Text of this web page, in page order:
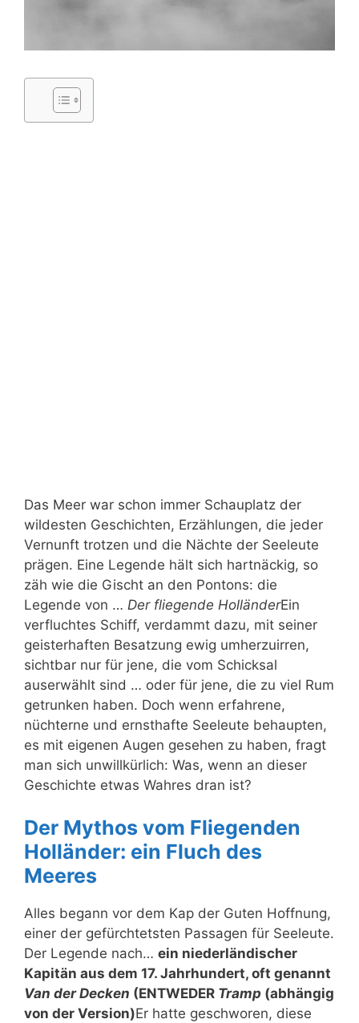
Das Meer war schon immer Schauplatz der
wildesten Geschichten, Erzählungen, die jeder
Vernunft trotzen und die Nächte der Seeleute
prägen. Eine Legende hält sich hartnäckig, so
zäh wie die Gischt an den Pontons: die
Legende von … Der fliegende HolländerEin
verfluchtes Schiff, verdammt dazu, mit seiner
geisterhaften Besatzung ewig umherzuirren,
sichtbar nur für jene, die vom Schicksal
auserwählt sind … oder für jene, die zu viel Rum
getrunken haben. Doch wenn erfahrene,
nüchterne und ernsthafte Seeleute behaupten,
es mit eigenen Augen gesehen zu haben, fragt
man sich unwillkürlich: Was, wenn an dieser
Geschichte etwas Wahres dran ist?
Der Mythos vom Fliegenden
Holländer: ein Fluch des
Meeres
Alles begann vor dem Kap der Guten Hoffnung,
einer der gefürchtetsten Passagen für Seeleute.
Der Legende nach… ein niederländischer
Kapitän aus dem 17. Jahrhundert, oft genannt
Van der Decken (ENTWEDER Tramp (abhängig
von der Version)Er hatte geschworen, diese